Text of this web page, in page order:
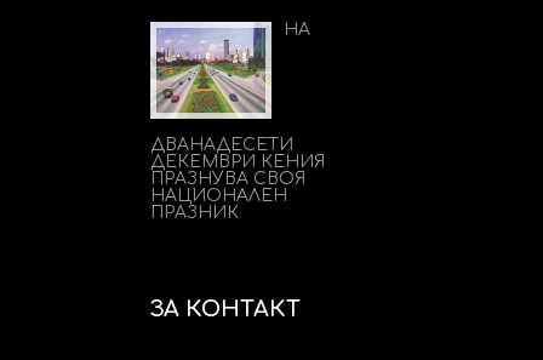
НА
ДВАНАДЕСЕТИ
ДЕКЕМВРИ КЕНИЯ
ПРАЗНУВА СВОЯ
НАЦИОНАЛЕН
ПРАЗНИК
ЗА КОНТАКТ